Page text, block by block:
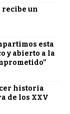
un
esta
y abierto a la
historia
de los XXV